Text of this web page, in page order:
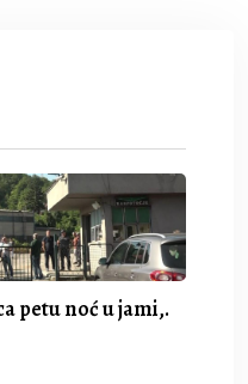
petu noć u jami,.